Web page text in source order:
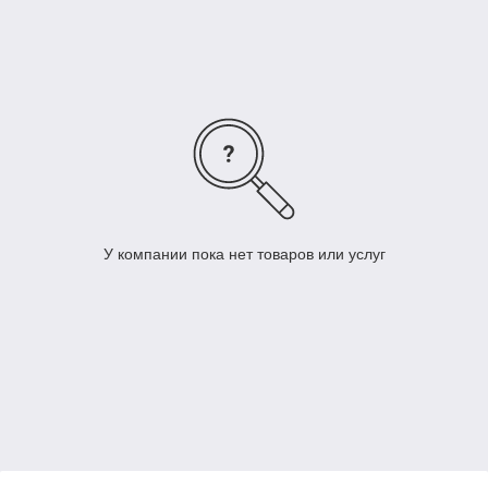
У компании пока нет товаров или услуг